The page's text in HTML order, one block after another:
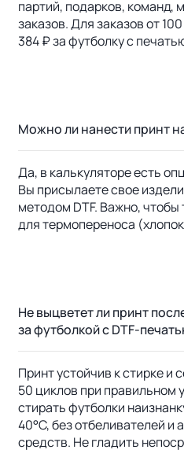
партий, подарков, команд,
заказов. Для заказов от
384 ₽ за футболку с
Можно ли нанести принт
Да, в калькуляторе есть
Вы присылаете свое
методом DTF. Важно,
для термопереноса
Не выцветет ли принт
за футболкой с DTF-
Принт устойчив к стирке и
50 циклов при правильном
стирать футболки
40°C, без отбеливателей
средств. Не гладить